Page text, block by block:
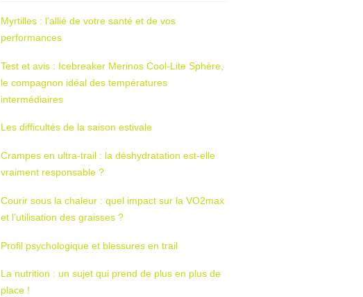
Myrtilles : l’allié de votre santé et de vos
performances
Test et avis : Icebreaker Merinos Cool-Lite Sphère,
le compagnon idéal des températures
intermédiaires
Les difficultés de la saison estivale
Crampes en ultra-trail : la déshydratation est-elle
vraiment responsable ?
Courir sous la chaleur : quel impact sur la VO2max
et l’utilisation des graisses ?
Profil psychologique et blessures en trail
La nutrition : un sujet qui prend de plus en plus de
place !